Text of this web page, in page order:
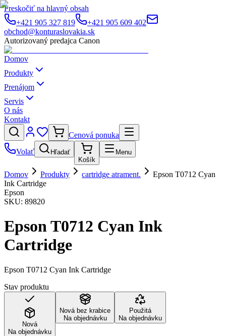
Preskočiť na hlavný obsah
+421 905 327 819
+421 905 609 402
obchod@konturaslovakia.sk
Autorizovaný predajca Canon
Domov
Produkty
Prenájom
Servis
O nás
Kontakt
Cenová ponuka
Volať
Hľadať
Košík
Menu
Domov Produkty cartridge atrament.
Epson T0712 Cyan
Ink Cartridge
Epson
SKU: 89820
Epson T0712 Cyan Ink
Cartridge
Epson T0712 Cyan Ink Cartridge
Stav produktu
Nová
Na objednávku
Nová bez krabice
Na objednávku
Použitá
Na objednávku